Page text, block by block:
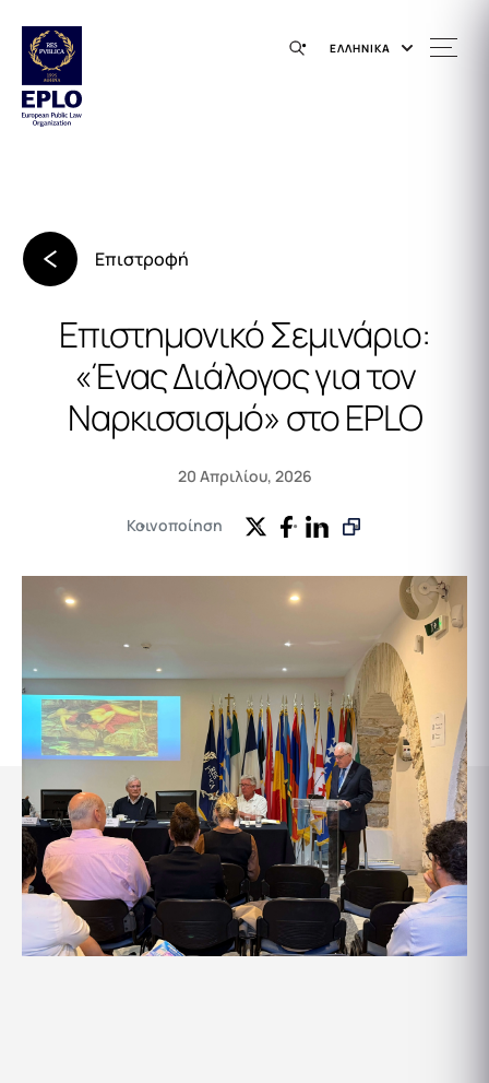
ΕΛΛΗΝΙΚΑ
Επιστροφή
Επιστημονικό Σεμινάριο:
«Ένας Διάλογος για τον
Ναρκισσισμό» στο EPLO
20 Απριλίου, 2026
Κοινοποίηση
Εκδηλώσεις